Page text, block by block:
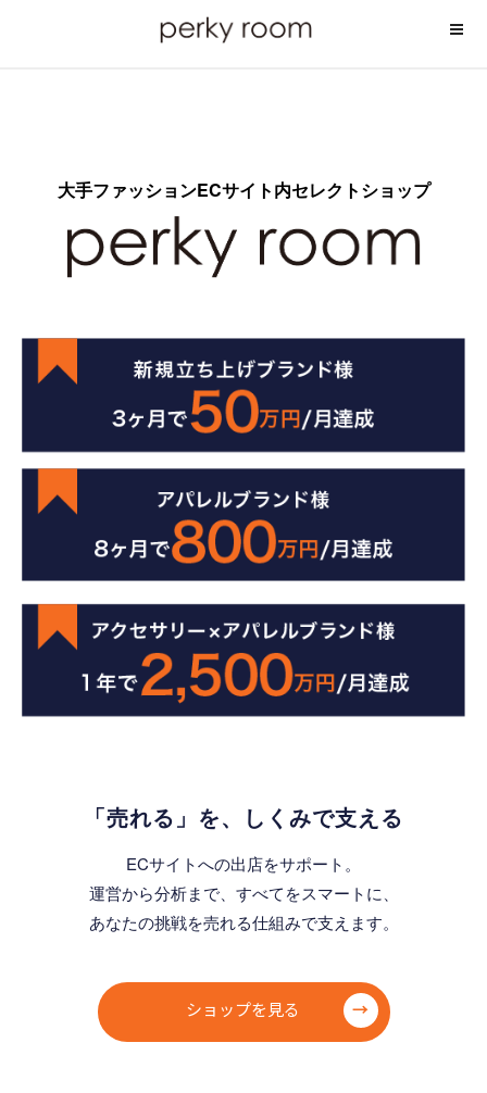
大手ファッションECサイト内セレクトショップ
「売れる」を、しくみで支える
ECサイトへの出店をサポート。
運営から分析まで、すべてをスマートに、
あなたの挑戦を売れる仕組みで支えます。
ショップを見る